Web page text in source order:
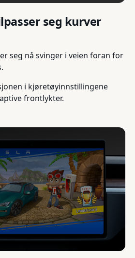
seg kurver
seg nå svinger i veien foran for
i kjøretøyinnstillingene
frontlykter.